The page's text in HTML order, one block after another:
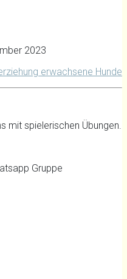
2023
erwachsene Hunde
mit spielerischen Übungen.
Gruppe